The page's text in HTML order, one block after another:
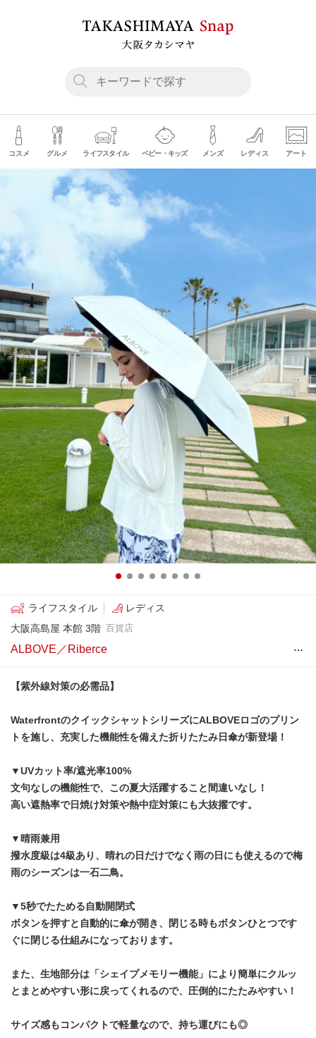
コスメ グルメ ライフスタイル ベビー・キッズ メンズ レディス アート
ライフスタイル
レディス
大阪高島屋 本館 3階 百貨店
ALBOVE／Riberce …
【紫外線対策の必需品】
WaterfrontのクイックシャットシリーズにALBOVEロゴのプリン
トを施し、充実した機能性を備えた折りたたみ日傘が新登場！
▼UVカット率/遮光率100%
文句なしの機能性で、この夏大活躍すること間違いなし！
高い遮熱率で日焼け対策や熱中症対策にも大抜擢です。
▼晴雨兼用
撥水度級は4級あり、晴れの日だけでなく雨の日にも使えるので梅
雨のシーズンは一石二鳥。
▼5秒でたためる自動開閉式
ボタンを押すと自動的に傘が開き、閉じる時もボタンひとつです
ぐに閉じる仕組みになっております。
また、生地部分は「シェイプメモリー機能」により簡単にクルッ
とまとめやすい形に戻ってくれるので、圧倒的にたたみやすい！
サイズ感もコンパクトで軽量なので、持ち運びにも◎